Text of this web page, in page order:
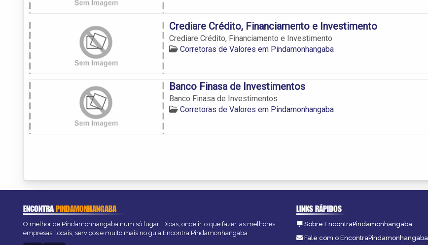
Crediare Crédito, Financiamento e Investimento
Crediare Crédito, Financiamento e Investimento
Corretoras de Valores em Pindamonhangaba
Banco Finasa de Investimentos
Banco Finasa de Investimentos
Corretoras de Valores em Pindamonhangaba
ENCONTRAPINDAMONHANGABA
O melhor de Pindamonhangaba num só lugar! Dicas, onde ir, o que fazer, as melhores
empresas, locais, serviços e muito mais no guia Encontra Pindamonhangaba.
LINKS RÁPIDOS
Sobre EncontraPindamonhangaba
Fale com o EncontraPindamonhangaba